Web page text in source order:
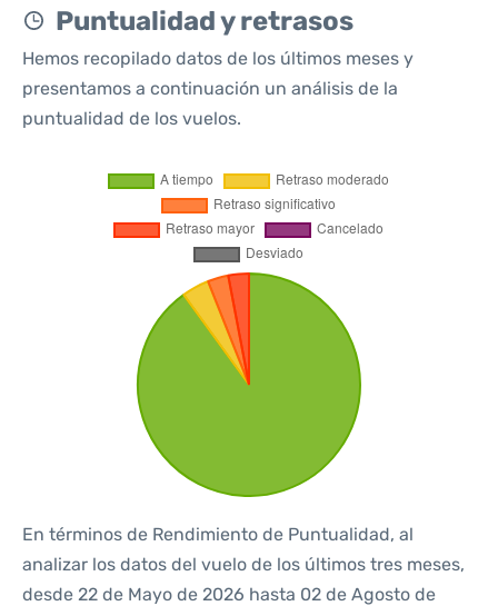
Puntualidad y retrasos
Hemos recopilado datos de los últimos meses y
presentamos a continuación un análisis de la
puntualidad de los vuelos.
En términos de Rendimiento de Puntualidad, al
analizar los datos del vuelo de los últimos tres meses,
desde 22 de Mayo de 2026 hasta 02 de Agosto de